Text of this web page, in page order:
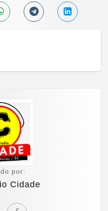
por:
Cidade